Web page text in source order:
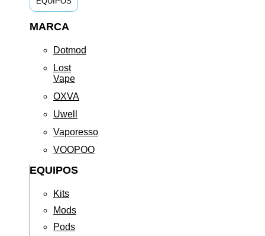
MARCA
Dotmod
Lost
Vape
OXVA
Uwell
Vaporesso
VOOPOO
EQUIPOS
Kits
Mods
Pods